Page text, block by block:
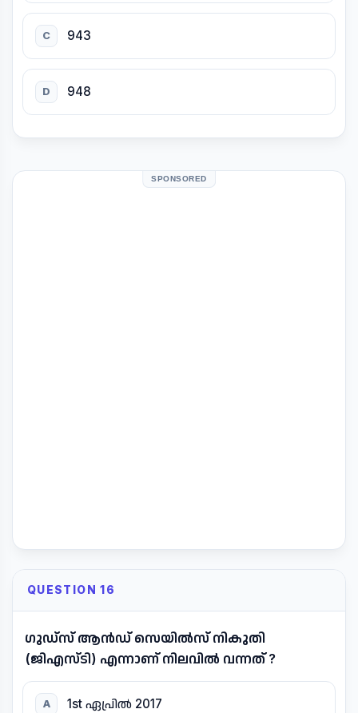
C 943
D 948
SPONSORED
QUESTION 16
ഗുഡ്സ് ആൻഡ് സെയിൽസ് നികുതി
(ജിഎസ്ടി) എന്നാണ് നിലവിൽ വന്നത് ?
A 1st ഏപ്രിൽ 2017